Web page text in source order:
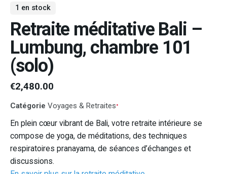
1 en stock
Retraite méditative Bali –
Lumbung, chambre 101
(solo)
€2,480.00
Catégorie Voyages & Retraites
En plein cœur vibrant de Bali, votre retraite intérieure se
compose de yoga, de méditations, des techniques
respiratoires pranayama, de séances d’échanges et
discussions.